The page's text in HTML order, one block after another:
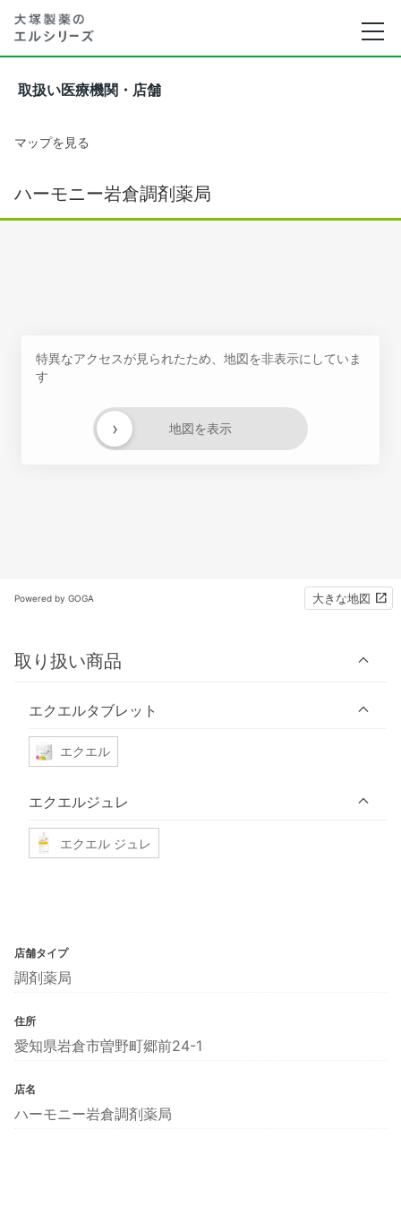
取扱い医療機関・店舗
マップを見る
ハーモニー岩倉調剤薬局
特異なアクセスが見られたため、地図を非表示にしていま
す
地図を表示
›
Powered by GOGA 大きな地図
取り扱い商品
エクエルタブレット
エクエル
エクエルジュレ
エクエル ジュレ
店舗タイプ
調剤薬局
住所
愛知県岩倉市曽野町郷前24-1
店名
ハーモニー岩倉調剤薬局